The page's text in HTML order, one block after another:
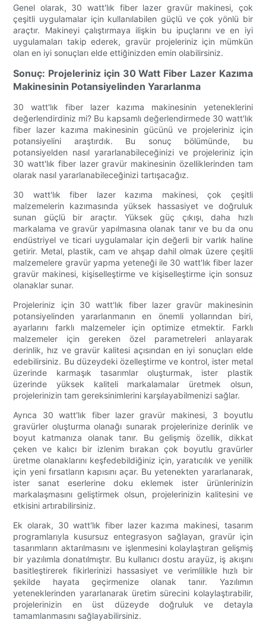
Genel olarak, 30 watt'lık fiber lazer gravür makinesi, çok
çeşitli uygulamalar için kullanılabilen güçlü ve çok yönlü bir
araçtır. Makineyi çalıştırmaya ilişkin bu ipuçlarını ve en iyi
uygulamaları takip ederek, gravür projeleriniz için mümkün
olan en iyi sonuçları elde ettiğinizden emin olabilirsiniz.
Sonuç: Projeleriniz için 30 Watt Fiber Lazer Kazıma
Makinesinin Potansiyelinden Yararlanma
30 watt'lık fiber lazer kazıma makinesinin yeteneklerini
değerlendirdiniz mi? Bu kapsamlı değerlendirmede 30 watt'lık
fiber lazer kazıma makinesinin gücünü ve projeleriniz için
potansiyelini araştırdık. Bu sonuç bölümünde, bu
potansiyelden nasıl yararlanabileceğinizi ve projeleriniz için
30 watt'lık fiber lazer gravür makinesinin özelliklerinden tam
olarak nasıl yararlanabileceğinizi tartışacağız.
30 watt'lık fiber lazer kazıma makinesi, çok çeşitli
malzemelerin kazımasında yüksek hassasiyet ve doğruluk
sunan güçlü bir araçtır. Yüksek güç çıkışı, daha hızlı
markalama ve gravür yapılmasına olanak tanır ve bu da onu
endüstriyel ve ticari uygulamalar için değerli bir varlık haline
getirir. Metal, plastik, cam ve ahşap dahil olmak üzere çeşitli
malzemelere gravür yapma yeteneği ile 30 watt'lık fiber lazer
gravür makinesi, kişiselleştirme ve kişiselleştirme için sonsuz
olanaklar sunar.
Projeleriniz için 30 watt'lık fiber lazer gravür makinesinin
potansiyelinden yararlanmanın en önemli yollarından biri,
ayarlarını farklı malzemeler için optimize etmektir. Farklı
malzemeler için gereken özel parametreleri anlayarak
derinlik, hız ve gravür kalitesi açısından en iyi sonuçları elde
edebilirsiniz. Bu düzeydeki özelleştirme ve kontrol, ister metal
üzerinde karmaşık tasarımlar oluşturmak, ister plastik
üzerinde yüksek kaliteli markalamalar üretmek olsun,
projelerinizin tam gereksinimlerini karşılayabilmenizi sağlar.
Ayrıca 30 watt'lık fiber lazer gravür makinesi, 3 boyutlu
gravürler oluşturma olanağı sunarak projelerinize derinlik ve
boyut katmanıza olanak tanır. Bu gelişmiş özellik, dikkat
çeken ve kalıcı bir izlenim bırakan çok boyutlu gravürler
üretme olanaklarını keşfedebildiğiniz için, yaratıcılık ve yenilik
için yeni fırsatların kapısını açar. Bu yetenekten yararlanarak,
ister sanat eserlerine doku eklemek ister ürünlerinizin
markalaşmasını geliştirmek olsun, projelerinizin kalitesini ve
etkisini artırabilirsiniz.
Ek olarak, 30 watt'lık fiber lazer kazıma makinesi, tasarım
programlarıyla kusursuz entegrasyon sağlayan, gravür için
tasarımların aktarılmasını ve işlenmesini kolaylaştıran gelişmiş
bir yazılımla donatılmıştır. Bu kullanıcı dostu arayüz, iş akışını
basitleştirerek fikirlerinizi hassasiyet ve verimlilikle hızlı bir
şekilde hayata geçirmenize olanak tanır. Yazılımın
yeteneklerinden yararlanarak üretim sürecini kolaylaştırabilir,
projelerinizin en üst düzeyde doğruluk ve detayla
tamamlanmasını sağlayabilirsiniz.